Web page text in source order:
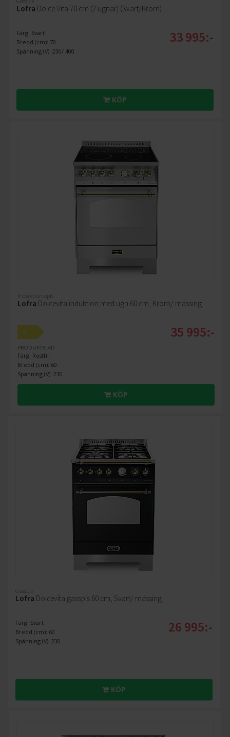
Lofra Dolce Vita 70 cm (2 ugnar) (Svart/Krom)
Färg: Svart
Bredd (cm): 70
Spänning (V): 230/ 400
33 995:-
KÖP
Induktionsspis
Lofra Dolcevita induktion med ugn 60 cm, Krom/ mässing
A
PRODUKTBLAD
Färg: Rostfri
Bredd (cm): 60
Spänning (V): 230
35 995:-
KÖP
Gasspis
Lofra Dolcevita gasspis 60 cm, Svart/ mässing
Färg: Svart
Bredd (cm): 60
Spänning (V): 230
26 995:-
KÖP